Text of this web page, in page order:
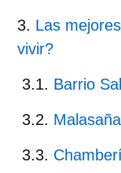
Las
vivir?
Barrio
Malasaña